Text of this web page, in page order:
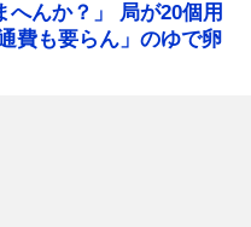
んか？」 局が20個用
費も要らん」のゆで卵